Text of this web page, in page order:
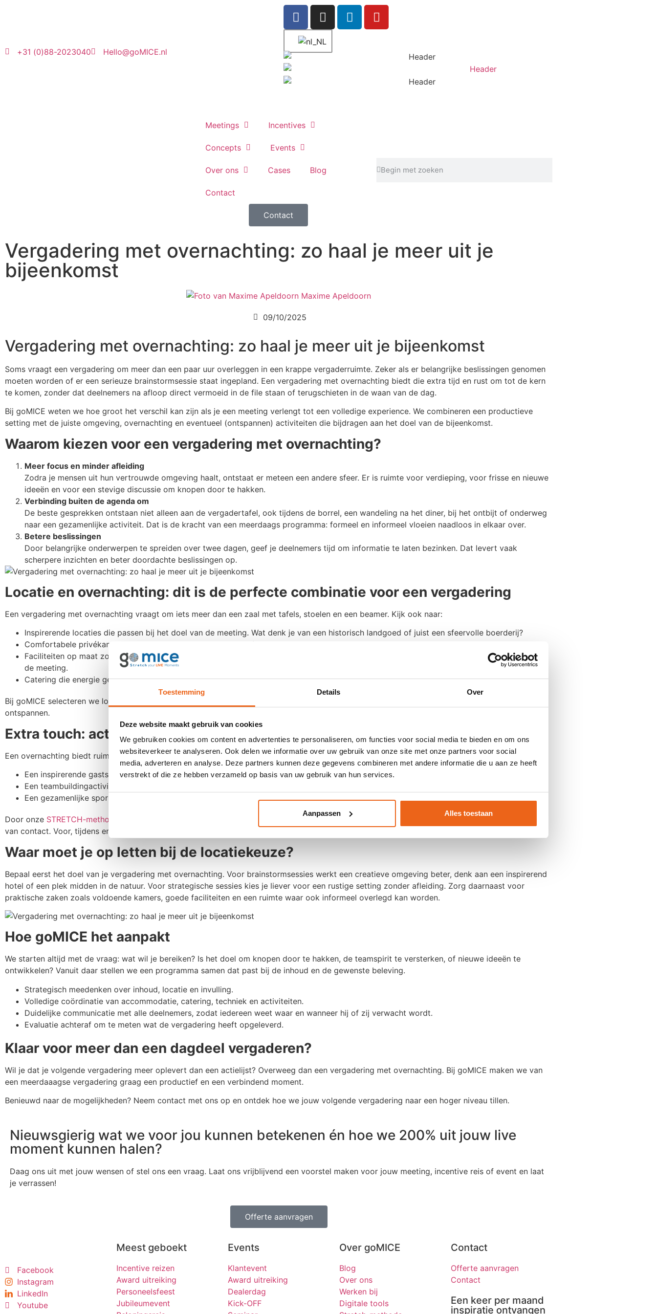
Toestemming Details Over
Deze website maakt gebruik van cookies
We gebruiken cookies om content en advertenties te personaliseren, om functies voor social media te bieden en om ons
websiteverkeer te analyseren. Ook delen we informatie over uw gebruik van onze site met onze partners voor social
media, adverteren en analyse. Deze partners kunnen deze gegevens combineren met andere informatie die u aan ze heeft
verstrekt of die ze hebben verzameld op basis van uw gebruik van hun services.
Aanpassen Alles toestaan
+31 (0)88-2023040 Hello@goMICE.nl
Meetings Incentives
Concepts Events
Over ons Cases Blog
Contact
Contact
Vergadering met overnachting: zo haal je meer uit je
bijeenkomst
Maxime Apeldoorn
09/10/2025
Vergadering met overnachting: zo haal je meer uit je bijeenkomst
Soms vraagt een vergadering om meer dan een paar uur overleggen in een krappe vergaderruimte. Zeker als er belangrijke beslissingen genomen
moeten worden of er een serieuze brainstormsessie staat ingepland. Een vergadering met overnachting biedt die extra tijd en rust om tot de kern
te komen, zonder dat deelnemers na afloop direct vermoeid in de file staan of terugschieten in de waan van de dag.
Bij goMICE weten we hoe groot het verschil kan zijn als je een meeting verlengt tot een volledige experience. We combineren een productieve
setting met de juiste omgeving, overnachting en eventueel (ontspannen) activiteiten die bijdragen aan het doel van de bijeenkomst.
Waarom kiezen voor een vergadering met overnachting?
Meer focus en minder afleiding
Zodra je mensen uit hun vertrouwde omgeving haalt, ontstaat er meteen een andere sfeer. Er is ruimte voor verdieping, voor frisse en nieuwe
ideeën en voor een stevige discussie om knopen door te hakken.
Verbinding buiten de agenda om
De beste gesprekken ontstaan niet alleen aan de vergadertafel, ook tijdens de borrel, een wandeling na het diner, bij het ontbijt of onderweg
naar een gezamenlijke activiteit. Dat is de kracht van een meerdaags programma: formeel en informeel vloeien naadloos in elkaar over.
Betere beslissingen
Door belangrijke onderwerpen te spreiden over twee dagen, geef je deelnemers tijd om informatie te laten bezinken. Dat levert vaak
scherpere inzichten en beter doordachte beslissingen op.
Locatie en overnachting: dit is de perfecte combinatie voor een vergadering
Een vergadering met overnachting vraagt om iets meer dan een zaal met tafels, stoelen en een beamer. Kijk ook naar:
Inspirerende locaties die passen bij het doel van de meeting. Wat denk je van een historisch landgoed of juist een sfeervolle boerderij?
Comfortabele privékamers zodat deelnemers uitgerust en gefocust aan de volgende dag beginnen.
Faciliteiten op maat zoals break-out rooms, outdoor-inspiratieplekken of hybride vergadermogelijkheden. Als het maar past bij het doel van
de meeting.
Catering die energie geeft.
Bij goMICE selecteren we locaties die meerwaarde bieden voor het programma en die passen bij de gewenste sfeer: zakelijk, creatief of juist
ontspannen.
Extra touch: activiteiten die het verschil maken
Een overnachting biedt ruimte voor programmaonderdelen die in een standaard vergadering vaak ontbreken. Denk aan:
Een inspirerende gastspreker om het team te prikkelen.
Een teambuildingactiviteit die aansluit bij jullie doelstellingen.
Een gezamenlijke sport- of ontspanningssessie om de energie hoog te houden of de dag mee te beginnen.
Door onze STRETCH-methode
in te zetten, zorgen we ervoor dat de bijeenkomst niet ophoudt bij de check-out. We creëren meerdere momenten
van contact. Voor, tijdens en na de vergadering, waardoor afspraken en inzichten blijven hangen en ook later nog effect hebben.
Waar moet je op letten bij de locatiekeuze?
Bepaal eerst het doel van je vergadering met overnachting. Voor brainstormsessies werkt een creatieve omgeving beter, denk aan een inspirerend
hotel of een plek midden in de natuur. Voor strategische sessies kies je liever voor een rustige setting zonder afleiding. Zorg daarnaast voor
praktische zaken zoals voldoende kamers, goede faciliteiten en een ruimte waar ook informeel overlegd kan worden.
Hoe goMICE het aanpakt
We starten altijd met de vraag: wat wil je bereiken? Is het doel om knopen door te hakken, de teamspirit te versterken, of nieuwe ideeën te
ontwikkelen? Vanuit daar stellen we een programma samen dat past bij de inhoud en de gewenste beleving.
Strategisch meedenken over inhoud, locatie en invulling.
Volledige coördinatie van accommodatie, catering, techniek en activiteiten.
Duidelijke communicatie met alle deelnemers, zodat iedereen weet waar en wanneer hij of zij verwacht wordt.
Evaluatie achteraf om te meten wat de vergadering heeft opgeleverd.
Klaar voor meer dan een dagdeel vergaderen?
Wil je dat je volgende vergadering meer oplevert dan een actielijst? Overweeg dan een vergadering met overnachting. Bij goMICE maken we van
een meerdaaagse vergadering graag een productief en een verbindend moment.
Benieuwd naar de mogelijkheden? Neem contact met ons op en ontdek hoe we jouw volgende vergadering naar een hoger niveau tillen.
Nieuwsgierig wat we voor jou kunnen betekenen én hoe we 200% uit jouw live
moment kunnen halen?
Daag ons uit met jouw wensen of stel ons een vraag. Laat ons vrijblijvend een voorstel maken voor jouw meeting, incentive reis of event en laat
je verrassen!
Offerte aanvragen
Facebook
Instagram
LinkedIn
Youtube
Meest geboekt
Incentive reizen
Award uitreiking
Personeelsfeest
Jubileumevent
Events
Klantevent
Award uitreiking
Dealerdag
Kick-OFF
Over goMICE
Blog
Over ons
Werken bij
Digitale tools
Contact
Offerte aanvragen
Contact
Een keer per maand
inspiratie ontvangen